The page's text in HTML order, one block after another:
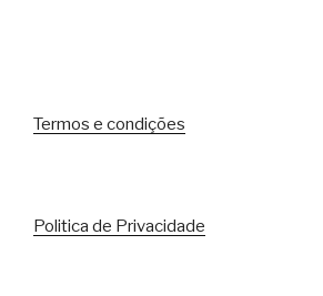
Termos e condições
Politica de Privacidade